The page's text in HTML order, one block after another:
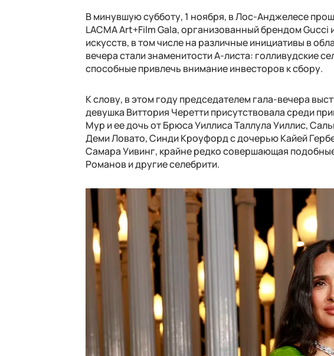
В минувшую субботу, 1 ноября, в Лос-Анджелесе
LACMA Art+Film Gala, организованный брендом
искусств, в том числе на различные инициативы в
вечера стали знаменитости А-листа: голливудские
способные привлечь внимание инвесторов к сбору.
К слову, в этом году председателем гала-вечера
девушка Виттория Черетти присутствовала среди
Мур и ее дочь от Брюса Уиллиса Таллула Уиллис,
Деми Ловато, Синди Кроуфорд с дочерью Кайей
Самара Уивинг, крайне редко совершающая
Романов и другие селебрити.